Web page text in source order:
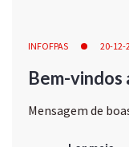
INFOFPAS 20-12-
Bem-vindos
Mensagem de